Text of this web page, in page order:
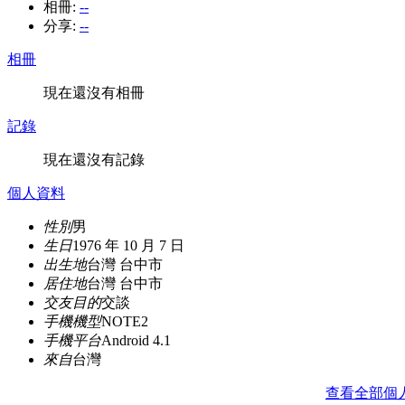
相冊: --
分享: --
相冊
現在還沒有相冊
記錄
現在還沒有記錄
個人資料
性別男
生日1976 年 10 月 7 日
出生地台灣 台中市
居住地台灣 台中市
交友目的交談
手機機型NOTE2
手機平台Android 4.1
來自台灣
查看全部個